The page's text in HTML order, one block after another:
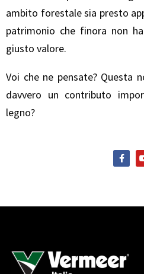
ambito forestale sia presto
patrimonio che finora non
giusto valore.
Voi che ne pensate? Questa
davvero un contributo
legno?
F
a
c